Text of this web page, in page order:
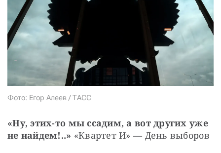
Фото: Егор Алеев / ТАСС
«Ну, этих-то мы ссадим, а вот других уже
не найдем!..» «Квартет И» — День выборов
+7 (929) 612-03-68